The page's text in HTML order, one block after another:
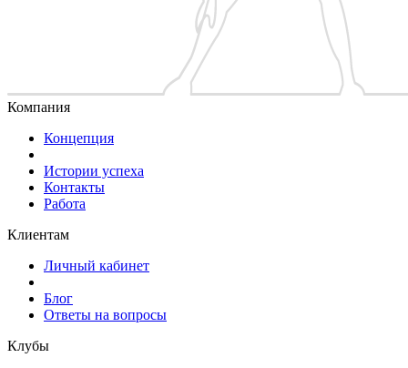
Компания
Концепция
Истории успеха
Контакты
Работа
Клиентам
Личный кабинет
Блог
Ответы на вопросы
Клубы